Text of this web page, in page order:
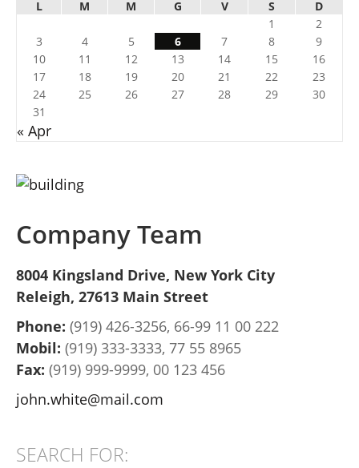
L
M M G V S
D
1
2
3
4 5 6 7 8
9
10
11 12 13 14 15
16
17
18 19 20 21 22
23
24
25 26 27 28 29
30
31
« Apr
Company Team
8004 Kingsland Drive, New York City
Releigh, 27613 Main Street
Phone: (919) 426-3256, 66-99 11 00 222
Mobil: (919) 333-3333, 77 55 8965
Fax: (919) 999-9999, 00 123 456
john.white@mail.com
SEARCH FOR: